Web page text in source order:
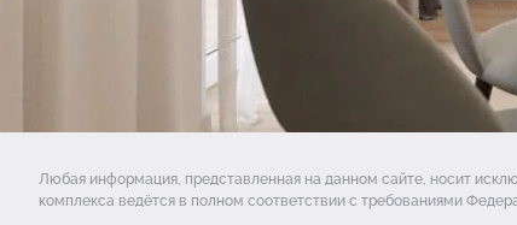
Любая информация, представленная на данном сайте, носит
комплекса ведётся в полном соответствии с требованиями